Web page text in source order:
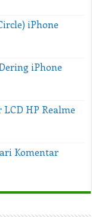
iPhone
iPhone
LCD HP Realme
Komentar